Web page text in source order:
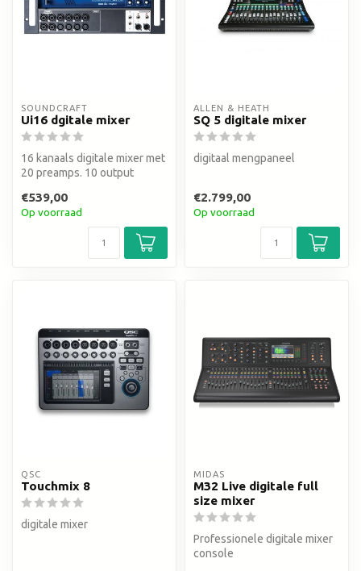
SOUNDCRAFT
Ui16 dgitale mixer
16 kanaals digitale mixer met
20 preamps. 10 output
€539,00
Op voorraad
ALLEN & HEATH
SQ 5 digitale mixer
digitaal mengpaneel
€2.799,00
Op voorraad
QSC
Touchmix 8
digitale mixer
MIDAS
M32 Live digitale full
size mixer
Professionele digitale mixer
console